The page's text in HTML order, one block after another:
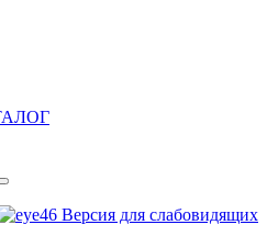
Версия для слабовидящих